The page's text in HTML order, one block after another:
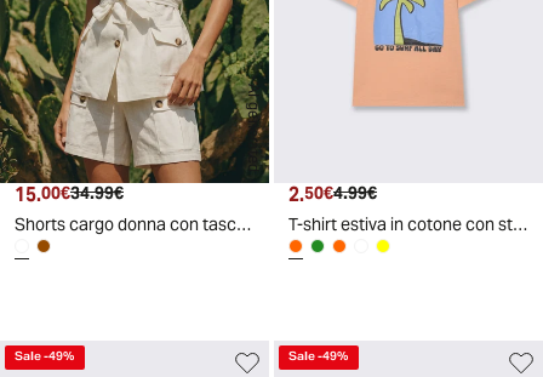
AI generated
Prezzo attuale
15.00€ Prezzo originale
34.99€
Shorts cargo donna con tasche frontali - Bianco latte
Prezzo attuale
2.50€ Prezzo originale
4.99€
T-shirt estiva in cotone con stampa - Pesca
Sale-49% Sale-49%